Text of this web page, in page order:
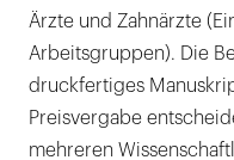
Ärzte und Zahnärzte
Arbeitsgruppen). Die
druckfertiges
Preisvergabe
mehreren